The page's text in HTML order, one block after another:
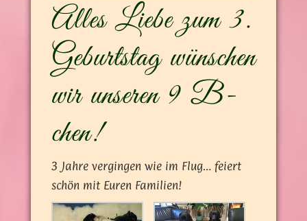
Alles Liebe zum 3.
Geburtstag wünschen
wir unseren 9 B-
chen!
3 Jahre vergingen wie im Flug… feiert
schön mit Euren Familien!